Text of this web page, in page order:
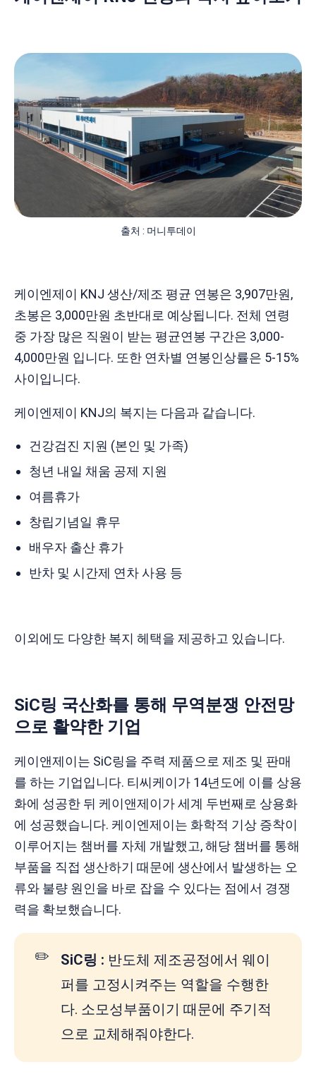
출처 : 머니투데이
케이엔제이 KNJ 생산/제조 평균 연봉은 3,907만원,
초봉은 3,000만원 초반대로 예상됩니다. 전체 연령
중 가장 많은 직원이 받는 평균연봉 구간은 3,000-
4,000만원 입니다. 또한 연차별 연봉인상률은 5-15%
사이입니다.
케이엔제이 KNJ의 복지는 다음과 같습니다.
건강검진 지원 (본인 및 가족)
청년 내일 채움 공제 지원
여름휴가
창립기념일 휴무
배우자 출산 휴가
반차 및 시간제 연차 사용 등
이외에도 다양한 복지 헤택을 제공하고 있습니다.
SiC링 국산화를 통해 무역분쟁 안전망
으로 활약한기업
케이앤제이는 SiC링을 주력 제품으로 제조 및 판매
를 하는 기업입니다. 티씨케이가 14년도에 이를 상용
화에 성공한 뒤 케이앤제이가 세계 두번째로 상용화
에 성공했습니다. 케이엔제이는 화학적 기상 증착이
이루어지는 챔버를 자체 개발했고, 해당 챔버를 통해
부품을 직접 생산하기 때문에 생산에서 발생하는 오
류와 불량 원인을 바로 잡을 수 있다는 점에서 경쟁
력을 확보했습니다.
✏️ SiC링 : 반도체 제조공정에서 웨이
퍼를 고정시켜주는 역할을 수행한
다. 소모성부품이기 때문에 주기적
으로 교체해줘야한다.